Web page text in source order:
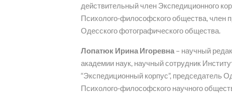
действительный член Экспедиционного
Психолого-философского общества, член
Одесского фотографического общества.
Лопатюк Ирина Игоревна – научный
академии наук, научный сотрудник
“Экспедиционный корпус”, председатель
Психолого-философского научного